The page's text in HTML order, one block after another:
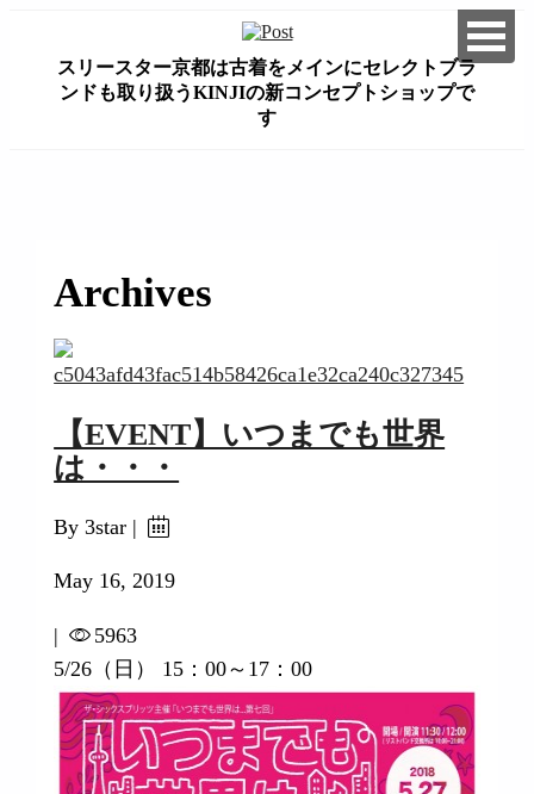
スリースター京都は古着をメインにセレクトブラ
ンドも取り扱うKINJIの新コンセプトショップで
す
Archives
【EVENT】いつまでも世界
は・・・
By 3star |
May 16, 2019
|
5963
5/26（日） 15：00～17：00